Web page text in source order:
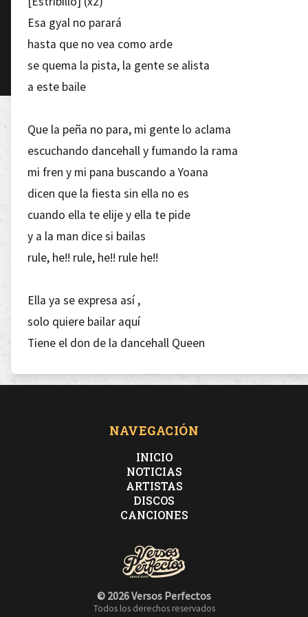
Esa gyal no parará
hasta que no vea como arde
se quema la pista, la gente se alista
a este baile
Que la peña no para, mi gente lo aclama
escuchando dancehall y fumando la rama
mi fren y mi pana buscando a Yoana
dicen que la fiesta sin ella no es
cuando ella te elije y ella te pide
y a la man dice si bailas
rule, he!! rule, he!! rule he!!
Ella ya se expresa así ,
solo quiere bailar aquí
Tiene el don de la dancehall Queen
yo canto y ella baila
es como un día de playa
calor vayas donde vayas girl
Esa gyal no parará
se quema la pista, la gente se alista
NAVEGACIÓN
INICIO
NOTICIAS
ARTISTAS
DISCOS
CANCIONES
© 2026 Versos Perfectos
Todos los derechos reservados